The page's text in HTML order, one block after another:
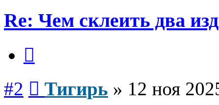
Re: Чем склеить два
#2 Тигирь » 12 ноя